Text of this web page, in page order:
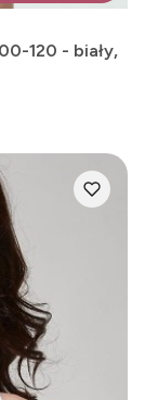
120 - biały,